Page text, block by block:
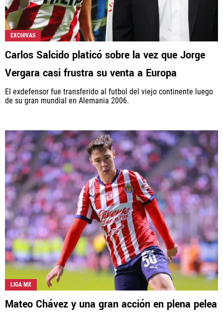
EXCHIVAS
Carlos Salcido platicó sobre la vez que Jorge
Vergara casi frustra su venta a Europa
El exdefensor fue transferido al futbol del viejo continente luego
de su gran mundial en Alemania 2006.
LIGA MX
Mateo Chávez y una gran acción en plena pelea